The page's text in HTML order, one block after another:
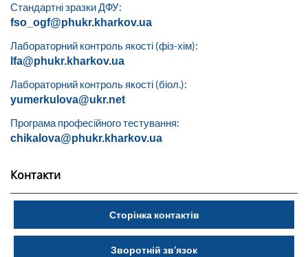
Стандартні зразки ДФУ:
fso_ogf@phukr.kharkov.ua
Лабораторний контроль якості (фіз-хім):
lfa@phukr.kharkov.ua
Лабораторний контроль якості (біол.):
yumerkulova@ukr.net
Програма професійного тестування:
chikalova@phukr.kharkov.ua
Контакти
Сторінка контактів
Зворотній зв’язок